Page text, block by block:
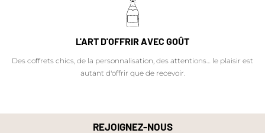
L'ART D'OFFRIR AVEC GOÛT
Des coffrets chics, de la personnalisation, des attentions… le plaisir est
autant d'offrir que de recevoir.
REJOIGNEZ-NOUS